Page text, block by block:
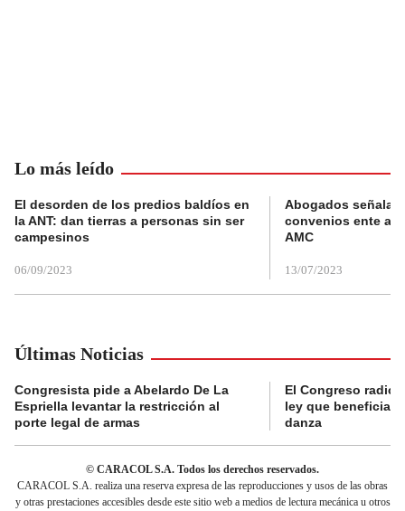
Lo más leído
El desorden de los predios baldíos en
la ANT: dan tierras a personas sin ser
campesinos
06/09/2023
Abogados
convenios ente
AMC
13/07/2023
Últimas Noticias
Congresista pide a Abelardo De La
Espriella levantar la restricción al
porte legal de armas
El Congreso
ley que beneficia
danza
© CARACOL S.A. Todos los derechos reservados.
CARACOL S.A. realiza una reserva expresa de las reproducciones y usos de las obras
y otras prestaciones accesibles desde este sitio web a medios de lectura mecánica u otros